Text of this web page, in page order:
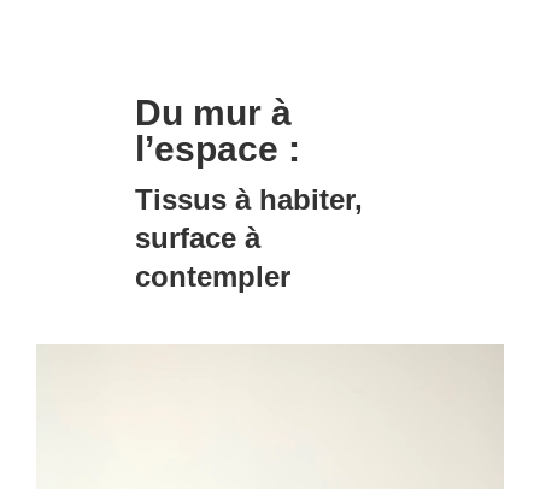
Du mur à
l’espace :
Tissus à habiter,
surface à
contempler